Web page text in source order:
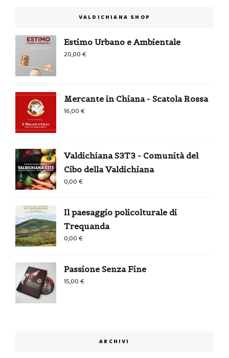
VALDICHIANA SHOP
Estimo Urbano e Ambientale
20,00€
Mercante in Chiana - Scatola Rossa
16,00€
Valdichiana S3T3 - Comunità del
Cibo della Valdichiana
0,00€
Il paesaggio policolturale di
Trequanda
0,00€
Passione Senza Fine
15,00€
ARCHIVI